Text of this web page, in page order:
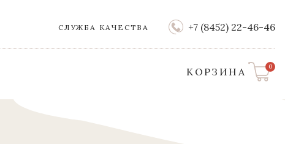
СЛУЖБА КАЧЕСТВА +7 (8452) 22-46-46
КОРЗИНА 0